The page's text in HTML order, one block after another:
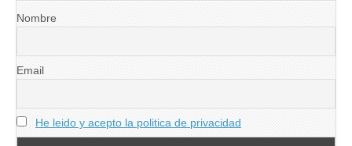
Nombre
Email
He leido y acepto la politica de privacidad